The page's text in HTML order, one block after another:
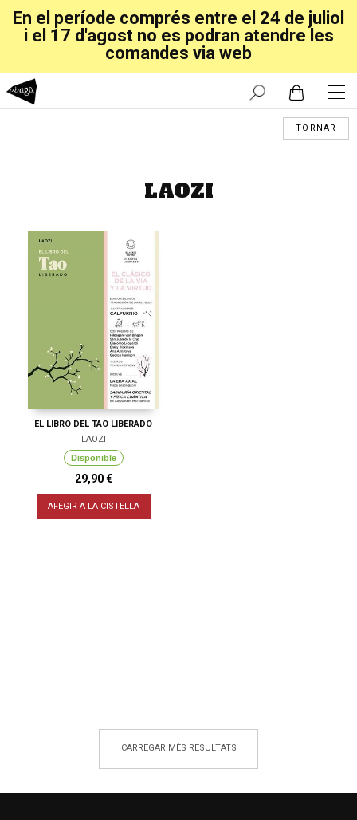
En el període comprés entre el 24 de juliol
i el 17 d'agost no es podran atendre les
comandes via web
TORNAR
LAOZI
EL LIBRO DEL TAO LIBERADO
LAOZI
Disponible
29,90 €
AFEGIR A LA CISTELLA
CARREGAR MÉS RESULTATS